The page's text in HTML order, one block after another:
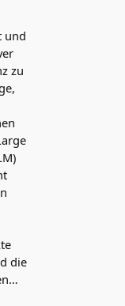
und
zu
die